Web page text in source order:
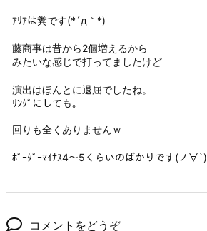
ｱﾘｱは糞です(*´д｀*)
藤商事は昔から2個増えるから
みたいな感じで打ってましたけど
演出はほんとに退屈でしたね。
ﾘﾝｸﾞにしても。
回りも全くありませんｗ
ﾎﾞｰﾀﾞｰﾏｲﾅｽ4～5くらいのばかりです(ノ∀`)
コメントをどうぞ